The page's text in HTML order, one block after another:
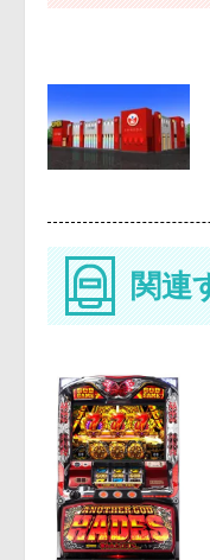
関連